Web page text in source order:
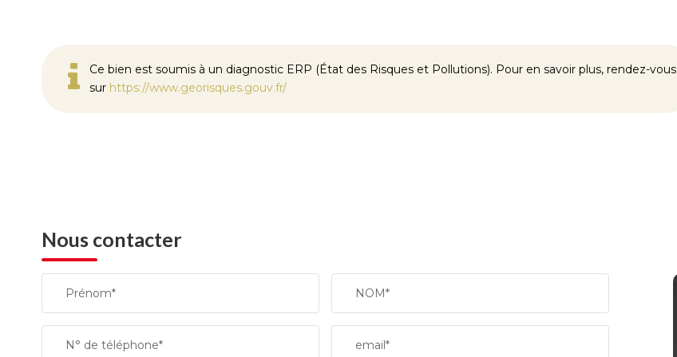
Ce bien est soumis à un diagnostic ERP (État des Risques et Pollutions). Pour en savoir plus, rendez-vous
sur https://www.georisques.gouv.fr/
Nous contacter
Prénom* NOM*
N° de téléphone* email*